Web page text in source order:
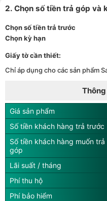
tháng - (Xem chi tiết)
Giảm tới 500.000đ khi
2. Chọn số tiền trả góp và
Chọn số tiền trả trước
Chọn kỳ hạn
Giấy tờ cần thiết:
Chỉ áp dụng cho các sản phẩm
Giá sản phẩm
Số tiền khách hàng trả trước
Số tiền khách hàng muốn trả
góp
Lãi suất / tháng
Phí thu hộ
Phí bảo hiểm